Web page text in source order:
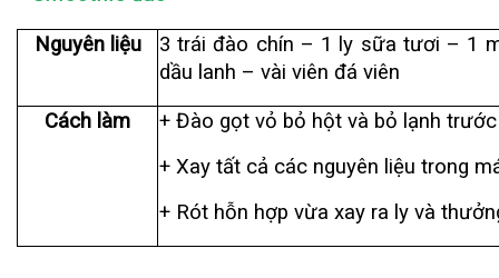
Nguyên liệu
3 trái đào chín – 1 ly sữa tươi – 1
dầu lanh – vài viên đá viên
Cách làm
+ Đào gọt vỏ bỏ hột và bỏ lạnh
+ Xay tất cả các nguyên liệu trong
+ Rót hỗn hợp vừa xay ra ly và